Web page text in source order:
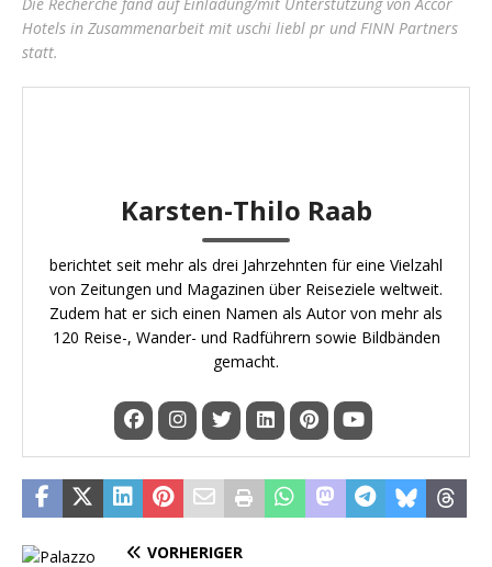
Hotels in Zusammenarbeit mit uschi liebl pr und FINN Partners
statt.
Karsten-Thilo Raab
berichtet seit mehr als drei Jahrzehnten für eine Vielzahl
von Zeitungen und Magazinen über Reiseziele weltweit.
Zudem hat er sich einen Namen als Autor von mehr als
120 Reise-, Wander- und Radführern sowie Bildbänden
gemacht.
VORHERIGER